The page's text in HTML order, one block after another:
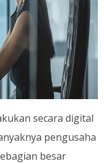
secara digital
pengusaha
besar